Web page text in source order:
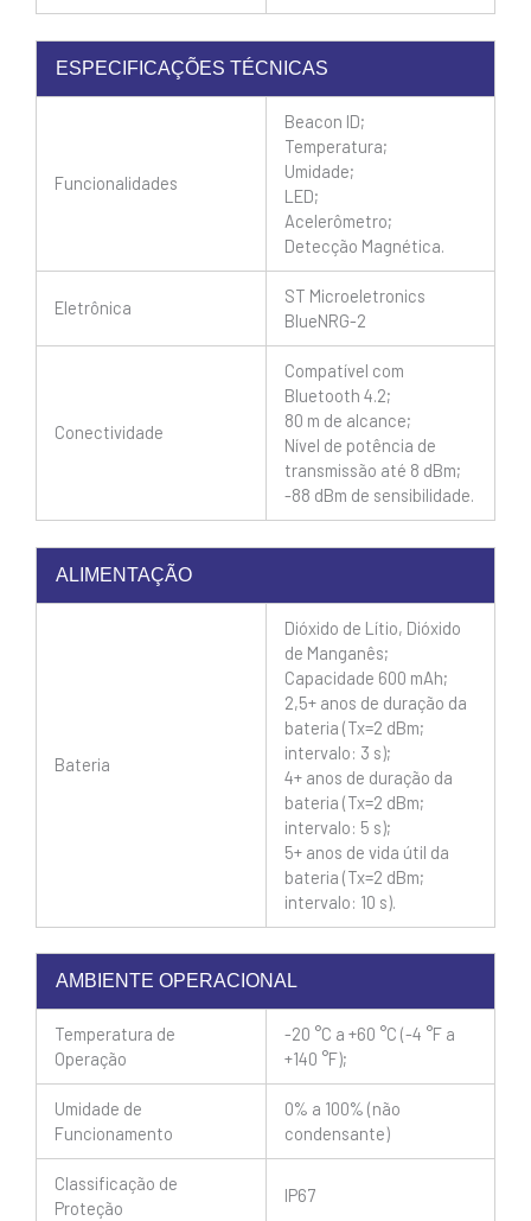
ESPECIFICAÇÕES TÉCNICAS
Funcionalidades
Beacon ID;
Temperatura;
Umidade;
LED;
Acelerômetro;
Detecção Magnética.
Eletrônica
ST Microeletronics
BlueNRG-2
Conectividade
Compatível com
Bluetooth 4.2;
80 m de alcance;
Nível de potência de
transmissão até 8 dBm;
-88 dBm de sensibilidade.
ALIMENTAÇÃO
Bateria
Dióxido de Lítio, Dióxido
de Manganês;
Capacidade 600 mAh;
2,5+ anos de duração da
bateria (Tx=2 dBm;
intervalo: 3 s);
4+ anos de duração da
bateria (Tx=2 dBm;
intervalo: 5 s);
5+ anos de vida útil da
bateria (Tx=2 dBm;
intervalo: 10 s).
AMBIENTE OPERACIONAL
Temperatura de
Operação
-20 °C a +60 °C (-4 °F a
+140 °F);
Umidade de
Funcionamento
0% a 100% (não
condensante)
Classificação de
Proteção
IP67